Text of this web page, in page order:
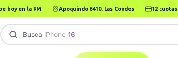
hoy en la RM · Apoquindo 6410, Las Condes · 12
Busca iPhone 16